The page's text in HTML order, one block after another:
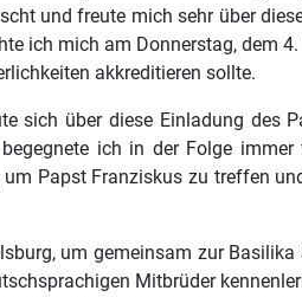
und freute mich sehr über
ich mich am Donnerstag, dem
akkreditieren sollte.
sich über diese Einladung des
ich in der Folge
Papst Franziskus zu treffen
um gemeinsam zur
Mitbrüder